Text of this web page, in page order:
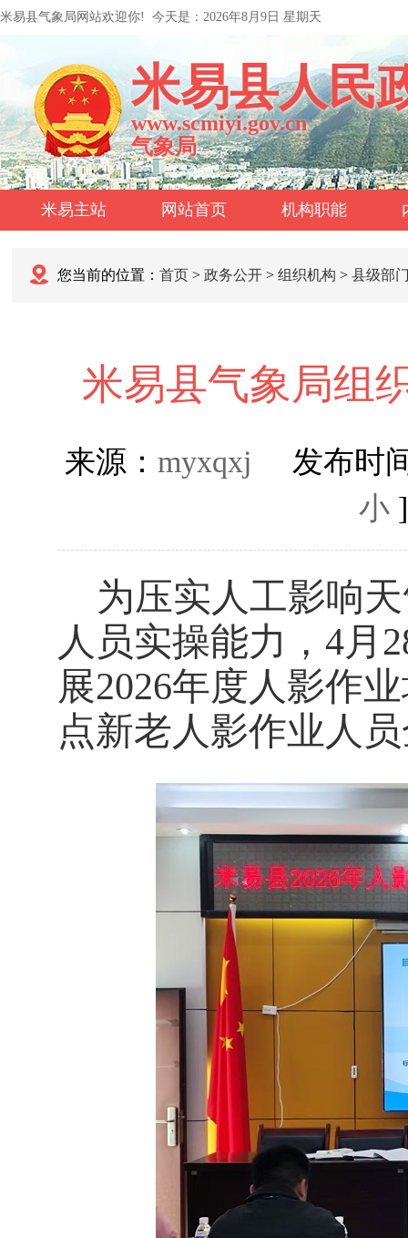
米易县气象局网站欢迎你! 今天是： 2026年8月9日 星期天
米易县人民
www.scmiyi.gov.cn
气象局
米易主站 网站首页 机构职能
您当前的位置： 首页 > 政务公开 > 组织机构 > 县级部
米易县气象局组
来源： myxqxj 发布时
小
为压实人工影响
人员实操能力，4月
展2026年度人影作
点新老人影作业人